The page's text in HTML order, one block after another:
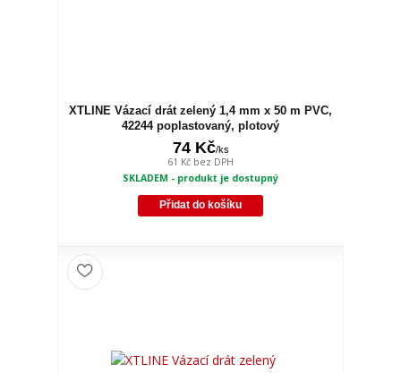
XTLINE Vázací drát zelený 1,4 mm x 50 m PVC,
42244 poplastovaný, plotový
74 Kč/ks
61 Kč bez DPH
SKLADEM - produkt je dostupný
Přidat do košíku